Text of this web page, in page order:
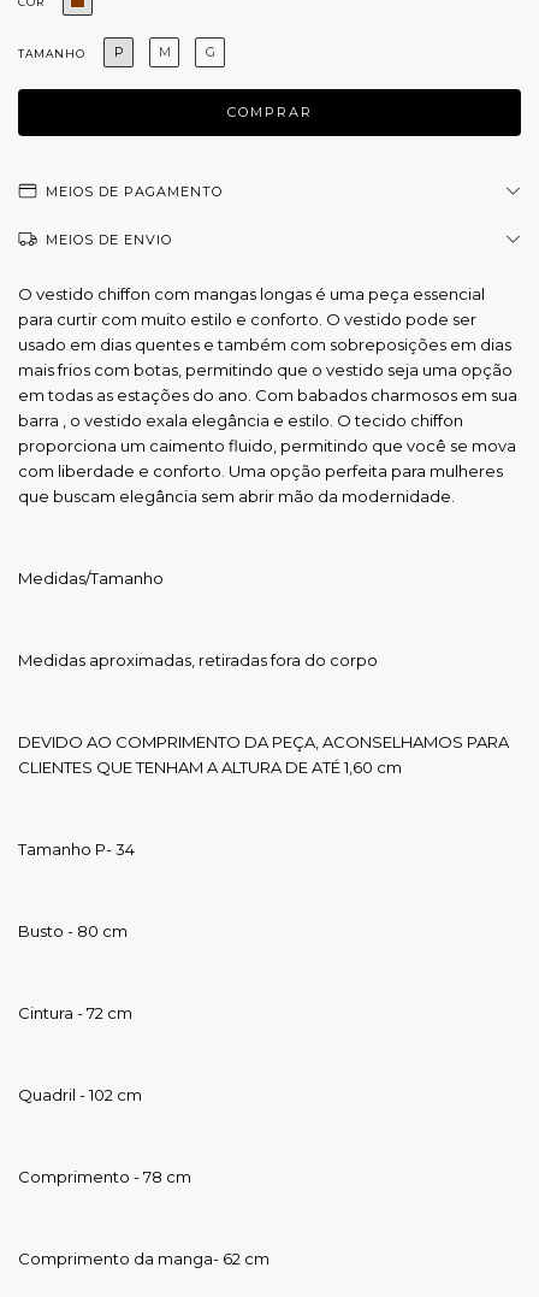
TAMANHO P M G
MEIOS DE PAGAMENTO
MEIOS DE ENVIO
O vestido chiffon com mangas longas é uma peça essencial
para curtir com muito estilo e conforto. O vestido pode ser
usado em dias quentes e também com sobreposições em dias
mais frios com botas, permitindo que o vestido seja uma opção
em todas as estações do ano. Com babados charmosos em sua
barra , o vestido exala elegância e estilo. O tecido chiffon
proporciona um caimento fluido, permitindo que você se mova
com liberdade e conforto. Uma opção perfeita para mulheres
que buscam elegância sem abrir mão da modernidade.
Medidas/Tamanho
Medidas aproximadas, retiradas fora do corpo
DEVIDO AO COMPRIMENTO DA PEÇA, ACONSELHAMOS PARA
CLIENTES QUE TENHAM A ALTURA DE ATÉ 1,60 cm
Tamanho P- 34
Busto - 80 cm
Cintura - 72 cm
Quadril - 102 cm
Comprimento - 78 cm
Comprimento da manga- 62 cm